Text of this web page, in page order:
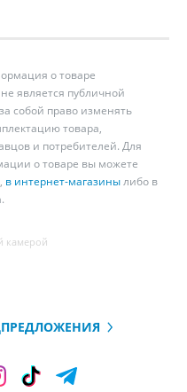
о товаре
является публичной
собой право изменять
товара,
и потребителей. Для
о товаре вы можете
, в интернет-магазинылибо в
камерой